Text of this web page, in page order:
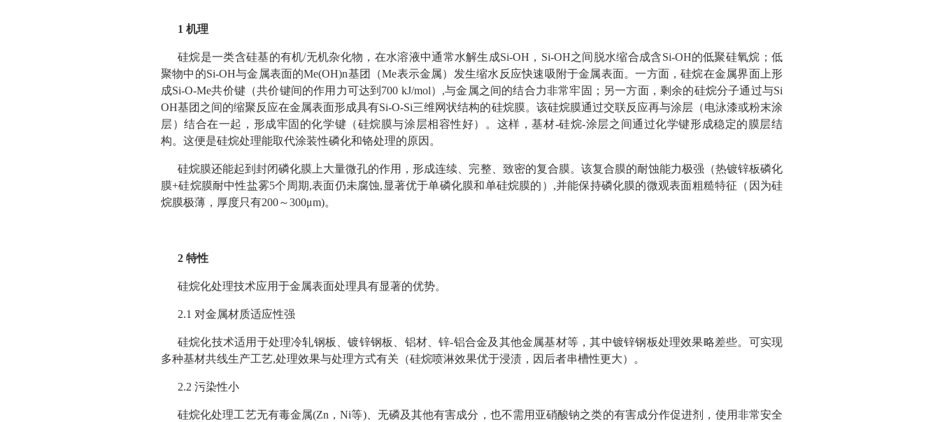
1 机理
硅烷是一类含硅基的有机/无机杂化物，在水溶液中通常水解生成Si-OH，Si-OH之间脱水缩合成含Si-OH的低聚硅氧烷；低
聚物中的Si-OH与金属表面的Me(OH)n基团（Me表示金属）发生缩水反应快速吸附于金属表面。一方面，硅烷在金属界面上形
成Si-O-Me共价键（共价键间的作用力可达到700 kJ/mol）,与金属之间的结合力非常牢固；另一方面，剩余的硅烷分子通过与Si
OH基团之间的缩聚反应在金属表面形成具有Si-O-Si三维网状结构的硅烷膜。该硅烷膜通过交联反应再与涂层（电泳漆或粉末涂
层）结合在一起，形成牢固的化学键（硅烷膜与涂层相容性好）。这样，基材-硅烷-涂层之间通过化学键形成稳定的膜层结
构。这便是硅烷处理能取代涂装性磷化和铬处理的原因。
硅烷膜还能起到封闭磷化膜上大量微孔的作用，形成连续、完整、致密的复合膜。该复合膜的耐蚀能力极强（热镀锌板磷化
膜+硅烷膜耐中性盐雾5个周期,表面仍未腐蚀,显著优于单磷化膜和单硅烷膜的）,并能保持磷化膜的微观表面粗糙特征（因为硅
烷膜极薄，厚度只有200～300μm)。
2 特性
硅烷化处理技术应用于金属表面处理具有显著的优势。
2.1 对金属材质适应性强
硅烷化技术适用于处理冷轧钢板、镀锌钢板、铝材、锌-铝合金及其他金属基材等，其中镀锌钢板处理效果略差些。可实现
多种基材共线生产工艺,处理效果与处理方式有关（硅烷喷淋效果优于浸渍，因后者串槽性更大）。
2.2 污染性小
硅烷化处理工艺无有毒金属(Zn，Ni等)、无磷及其他有害成分，也不需用亚硝酸钠之类的有害成分作促进剂，使用非常安全